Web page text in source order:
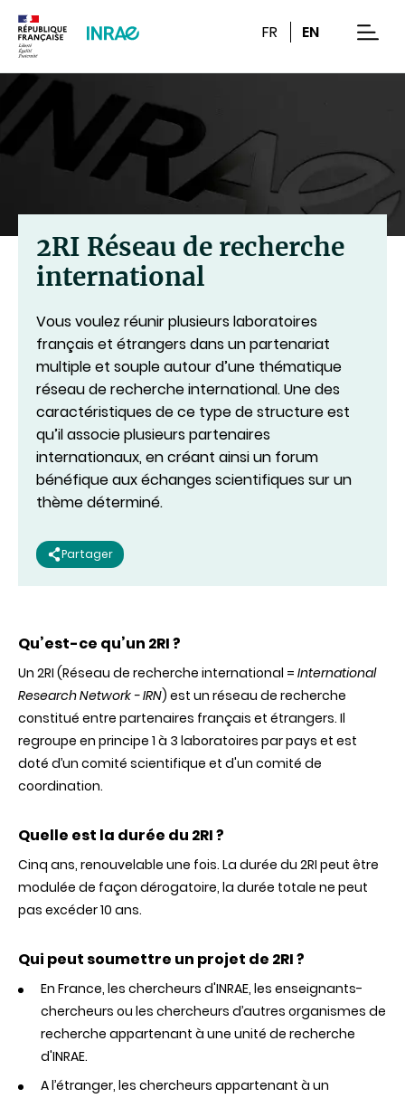
FR EN
2RI Réseau de recherche
international
Vous voulez réunir plusieurs laboratoires
français et étrangers dans un partenariat
multiple et souple autour d’une thématique
réseau de recherche international. Une des
caractéristiques de ce type de structure est
qu’il associe plusieurs partenaires
internationaux, en créant ainsi un forum
bénéfique aux échanges scientifiques sur un
thème déterminé.
Partager
Qu’est-ce qu’un 2RI ?
Un 2RI (Réseau de recherche international = International
Research Network - IRN) est un réseau de recherche
constitué entre partenaires français et étrangers. Il
regroupe en principe 1 à 3 laboratoires par pays et est
doté d’un comité scientifique et d'un comité de
coordination.
Quelle est la durée du 2RI ?
Cinq ans, renouvelable une fois. La durée du 2RI peut être
modulée de façon dérogatoire, la durée totale ne peut
pas excéder 10 ans.
Qui peut soumettre un projet de 2RI ?
En France, les chercheurs d'INRAE, les enseignants-
chercheurs ou les chercheurs d’autres organismes de
recherche appartenant à une unité de recherche
d'INRAE.
A l’étranger, les chercheurs appartenant à un